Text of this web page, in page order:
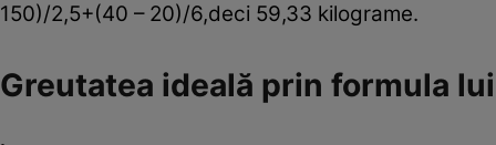
150)/2,5+(40 – 20)/6,deci 59,33 kilograme.
Greutatea ideală prin formula